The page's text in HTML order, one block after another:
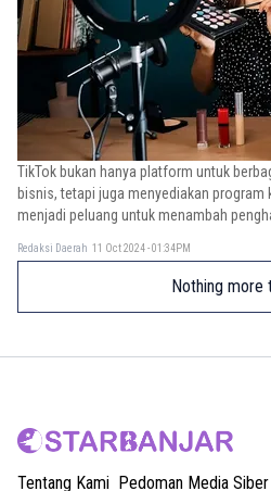
TikTok bukan hanya platform untuk
bisnis, tetapi juga menyediakan
menjadi peluang untuk menambah
Redaksi Daerah 11 Oct 2024 - 01:34PM
Nothing more
Tentang Kami Pedoman Media Siber